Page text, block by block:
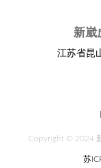
新崴
江苏省昆
Copyright © 2024
苏